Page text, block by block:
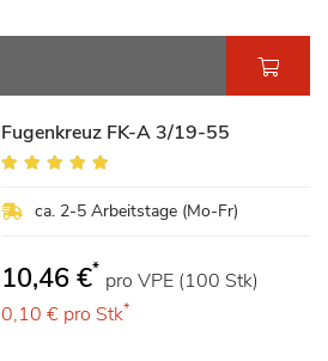
Fugenkreuz FK-A 3/19-55
Bewertung:
ca. 2-5 Arbeitstage (Mo-Fr)
10,46 €* pro VPE (100 Stk)
0,10 € pro Stk*